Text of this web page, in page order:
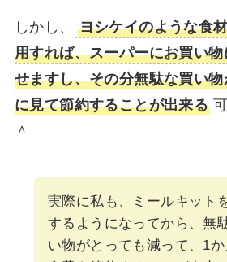
しかし、
ヨシケイのような食
用すれば、スーパーにお買い
せますし、その分無駄な買い
に見て節約することが出来る
＾
実際に私も、ミールキット
するようになってから、無
い物がとっても減って、1